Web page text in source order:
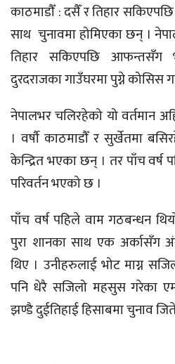
काठमाडौँ : दसैँ र तिहार
साथ चुनावमा होमिएका छन् ।
तिहार सकिएपछि आफन्तसँग
दुरदराजका गाउँघरमा पुग्ने कोसिस
नेपालभर चलिरहेको यो वर्तमान
। वर्षौ काठमाडौँ र सुर्खेतमा
केन्द्रित भएका छन् । तर पाँच वर्ष
परिवर्तन भएको छ ।
पाँच वर्ष पहिले वाम गठबन्धन
पुरा शानका साथ एक अर्कासँग
थिए । उनीहरुलाई भोट माग्न
पनि धेरै सजिलो महसुस गरेका
झण्डै दुईतिहाई हिसाबमा चुनाव